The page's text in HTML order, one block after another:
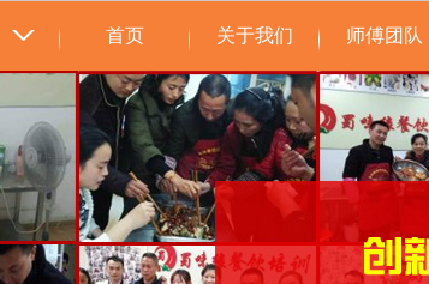
首页 关于我们 师傅团队